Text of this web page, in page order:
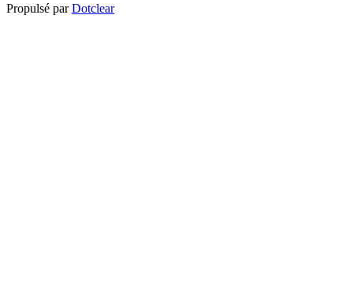
Propulsé parDotclear